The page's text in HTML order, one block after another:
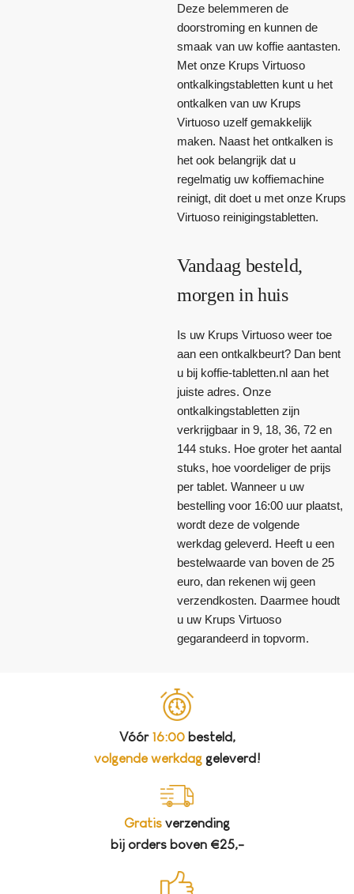
Deze belemmeren de
doorstroming en kunnen de
smaak van uw koffie aantasten.
Met onze Krups Virtuoso
ontkalkingstabletten kunt u het
ontkalken van uw Krups
Virtuoso uzelf gemakkelijk
maken. Naast het ontkalken is
het ook belangrijk dat u
regelmatig uw koffiemachine
reinigt, dit doet u met onze Krups
Virtuoso reinigingstabletten.
Vandaag besteld,
morgen in huis
Is uw Krups Virtuoso weer toe
aan een ontkalkbeurt? Dan bent
u bij koffie-tabletten.nl aan het
juiste adres. Onze
ontkalkingstabletten zijn
verkrijgbaar in 9, 18, 36, 72 en
144 stuks. Hoe groter het aantal
stuks, hoe voordeliger de prijs
per tablet. Wanneer u uw
bestelling voor 16:00 uur plaatst,
wordt deze de volgende
werkdag geleverd. Heeft u een
bestelwaarde van boven de 25
euro, dan rekenen wij geen
verzendkosten. Daarmee houdt
u uw Krups Virtuoso
gegarandeerd in topvorm.
Vóór 16:00besteld,
volgende werkdaggeleverd!
Gratis verzending
bij orders boven €25,-